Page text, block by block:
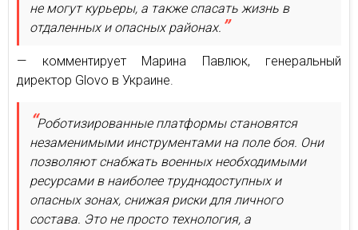
не могут курьеры, а также спасать жизнь в
отдаленных и опасных районах.
— комментирует Марина Павлюк, генеральный
директор Glovo в Украине.
Роботизированные платформы становятся
незаменимыми инструментами на поле боя. Они
позволяют снабжать военных необходимыми
ресурсами в наиболее труднодоступных и
опасных зонах, снижая риски для личного
состава. Это не просто технология, а